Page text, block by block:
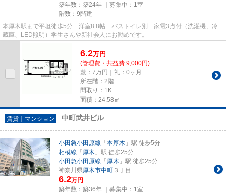
築年数：築24年 ｜募集中： 1室
階数：9階建
本厚木駅まで平坦徒歩5分 洋室8.8帖 バストイレ別 家電3点付（洗濯機、冷
蔵庫、LED照明）学生さんや新社会人にお勧めです。
6.2万円
(管理費・共益費 9,000円)
敷：7万円｜礼：0ヶ月
所在階：2階
間取り：1K
面積：24.58㎡
賃貸｜マンション 中町武井ビル
小田急小田原線 「本厚木 」駅 徒歩5分
相模線 「厚木 」駅 徒歩25分
小田急小田原線 「厚木 」駅 徒歩25分
神奈川県厚木市中町 ３丁目
6.2万円
築年数：築36年 ｜募集中： 1室